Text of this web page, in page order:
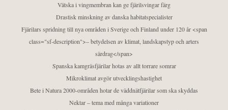
Vätska i vingmembran kan ge fjärilsvingar färg
Drastisk minskning av danska habitatspecialister
Fjärilars spridning till nya områden i Sverige och Finland under 120 år <span
class="sf-description">– betydelsen av klimat, landskapstyp och arters
särdrag</span>
Spanska kamgräsfjärilar hotas av allt torrare somrar
Mikroklimat avgör utvecklingshastighet
Bete i Natura 2000-områden hotar de väddnätfjärilar som ska skyddas
Nektar – tema med många variationer